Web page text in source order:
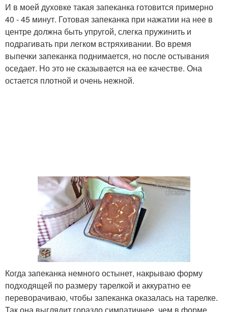
И в моей духовке такая запеканка готовится примерно
40 - 45 минут. Готовая запеканка при нажатии на нее в
центре должна быть упругой, слегка пружинить и
подрагивать при легком встряхивании. Во время
выпечки запеканка поднимается, но после остывания
оседает. Но это не сказывается на ее качестве. Она
остается плотной и очень нежной.
Когда запеканка немного остынет, накрываю форму
подходящей по размеру тарелкой и аккуратно ее
переворачиваю, чтобы запеканка оказалась на тарелке.